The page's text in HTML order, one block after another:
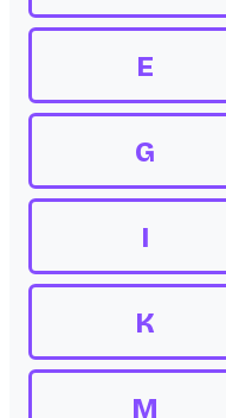
E
G
I
K
M